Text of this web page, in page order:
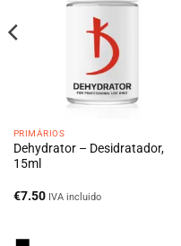
PRIMÁRIOS
Dehydrator – Desidratador,
15ml
€7.50 IVA incluido